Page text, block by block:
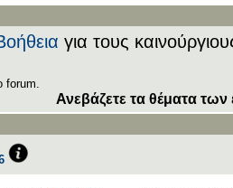
για τους
forum.
τα θέματα των